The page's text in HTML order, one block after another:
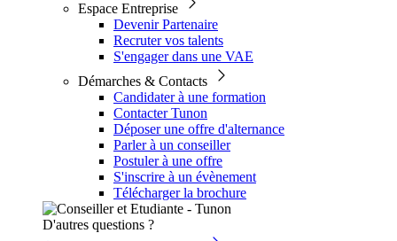
Espace Entreprise
Devenir Partenaire
Recruter vos talents
S'engager dans une VAE
Démarches & Contacts
Candidater à une formation
Contacter Tunon
Déposer une offre d'alternance
Parler à un conseiller
Postuler à une offre
S'inscrire à un évènement
Télécharger la brochure
D'autres questions ?